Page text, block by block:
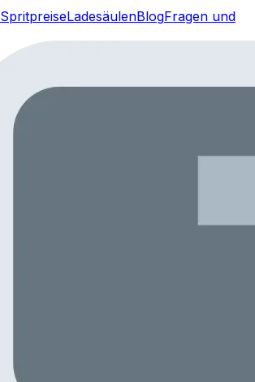
SpritpreiseLadesäulenBlogFragen und